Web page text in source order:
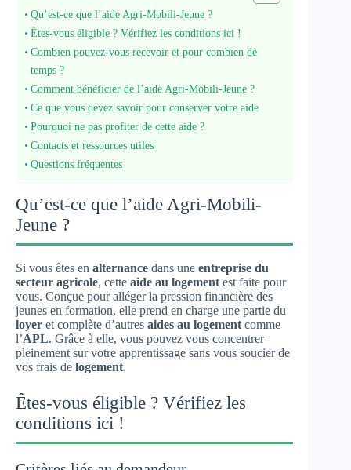
Qu’est-ce que l’aide Agri-Mobili-Jeune ?
Êtes-vous éligible ? Vérifiez les conditions ici !
Combien pouvez-vous recevoir et pour combien de
temps ?
Comment bénéficier de l’aide Agri-Mobili-Jeune ?
Ce que vous devez savoir pour conserver votre aide
Pourquoi ne pas profiter de cette aide ?
Contacts et ressources utiles
Questions fréquentes
Qu’est-ce que l’aide Agri-Mobili-
Jeune ?
Si vous êtes en alternance dans une entreprise du
secteur agricole, cette aide au logement est faite pour
vous. Conçue pour alléger la pression financière des
jeunes en formation, elle prend en charge une partie du
loyer et complète d’autres aides au logement comme
l’APL. Grâce à elle, vous pouvez vous concentrer
pleinement sur votre apprentissage sans vous soucier de
vos frais de logement.
Êtes-vous éligible ? Vérifiez les
conditions ici !